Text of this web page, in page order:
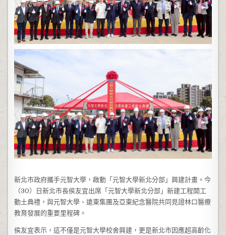
新北市政府攜手元智大學，啟動「元智大學新北分部」興建計畫。今
（30）日新北市長侯友宜出席「元智大學新北分部」新建工程開工
動土典禮，與元智大學、遠東集團及亞東紀念醫院共同見證林口醫療
教育發展的重要里程碑。
侯友宜表示，這不僅是元智大學校舍興建，更是新北市因應超高齡化